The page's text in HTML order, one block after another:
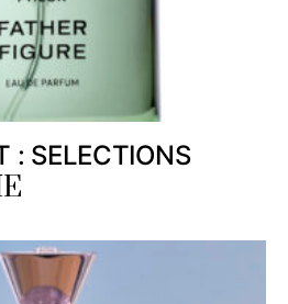
: SELECTIONS